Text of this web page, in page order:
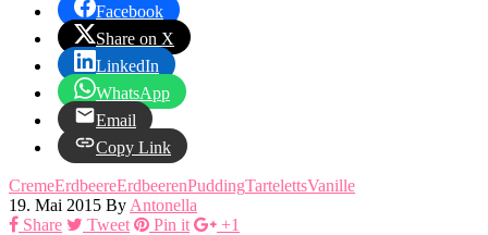
Facebook
Share on X
LinkedIn
WhatsApp
Email
Copy Link
CremeErdbeereErdbeerenPuddingTartelettsVanille
19. Mai 2015 By Antonella
Share
Tweet Pin it +1